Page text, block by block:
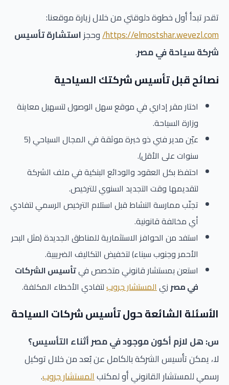
تقدر تبدأ أول خطوة دلوقتي من خلال زيارة موقعنا:
https://elmostshar.wevezl.com/ وحجزاستشارة تأسيس
شركة سياحة في مصر.
نصائح قبل تأسيس شركتك السياحية
اختار مقر إداري في موقع سهل الوصول لتسهيل معاينة
وزارة السياحة.
عيّن مدير فني ذو خبرة موثقة في المجال السياحي (5
سنوات على الأقل).
احتفظ بكل العقود والودائع البنكية في ملف الشركة
لتقديمها وقت التجديد السنوي للترخيص.
تجنّب ممارسة النشاط قبل استلام الترخيص الرسمي لتفادي
أي مخالفة قانونية.
استفد من الحوافز الاستثمارية للمناطق الجديدة (مثل البحر
الأحمر وجنوب سيناء) لتخفيض التكاليف الضريبية.
استعن بمستشار قانوني متخصص فيتأسيس الشركات
في مصرزيالمستشار جروبلتفادي الأخطاء المكلفة.
الأسئلة الشائعة حول تأسيس شركات السياحة
س: هل لازم أكون موجود في مصر أثناء التأسيس؟
لا، يمكن تأسيس الشركة بالكامل عن بُعد من خلال توكيل
رسمي للمستشار القانوني أو لمكتبالمستشار جروب.